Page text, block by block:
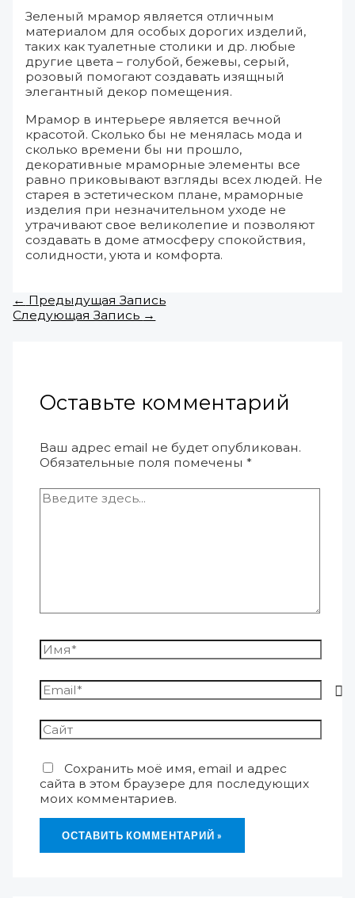
Зеленый мрамор является отличным
материалом для особых дорогих изделий,
таких как туалетные столики и др. любые
другие цвета – голубой, бежевы, серый,
розовый помогают создавать изящный
элегантный декор помещения.
Мрамор в интерьере является вечной
красотой. Сколько бы не менялась мода и
сколько времени бы ни прошло,
декоративные мраморные элементы все
равно приковывают взгляды всех людей. Не
старея в эстетическом плане, мраморные
изделия при незначительном уходе не
утрачивают свое великолепие и позволяют
создавать в доме атмосферу спокойствия,
солидности, уюта и комфорта.
← Предыдущая Запись
Следующая Запись →
Оставьте комментарий
Ваш адрес email не будет опубликован.
Обязательные поля помечены *
Сохранить моё имя, email и адрес
сайта в этом браузере для последующих
моих комментариев.